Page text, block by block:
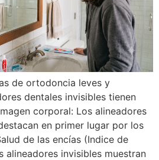
de ortodoncia leves y
dentales invisibles tienen
corporal: Los alineadores
en primer lugar por los
de las encías (Indice de
alineadores invisibles muestran